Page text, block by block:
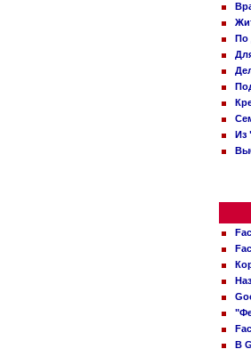
По
Из
В